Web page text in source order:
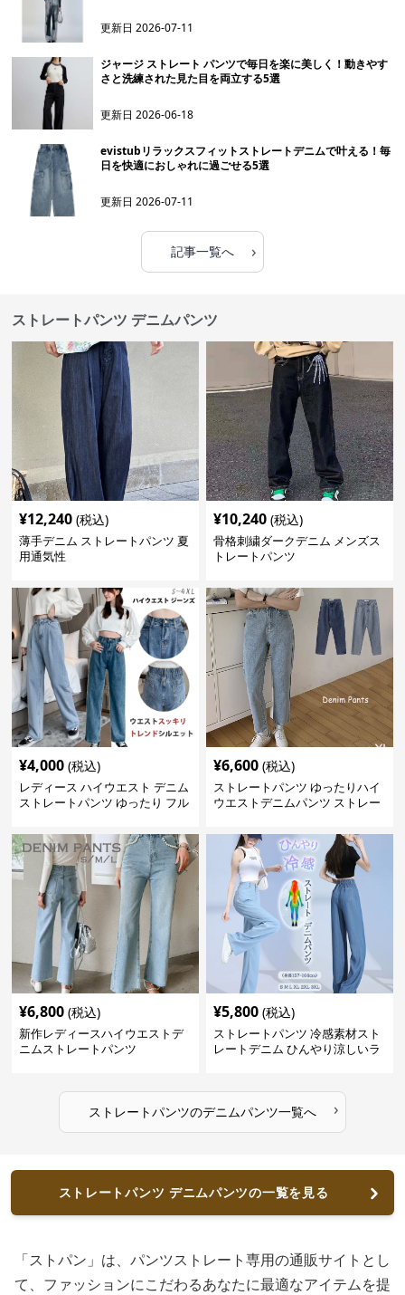
更新日2026-07-11
ジャージ ストレート パンツで毎日を楽に美しく！動きやす
さと洗練された見た目を両立する5選
更新日2026-06-18
evistubリラックスフィットストレートデニムで叶える！毎
日を快適におしゃれに過ごせる5選
更新日2026-07-11
記事一覧へ ›
ストレートパンツ デニムパンツ
¥12,240 (税込)
薄手デニム ストレートパンツ 夏
用通気性
¥10,240 (税込)
骨格刺繍ダークデニム メンズス
トレートパンツ
¥4,000 (税込)
レディース ハイウエスト デニム
ストレートパンツ ゆったり フル
¥6,600 (税込)
ストレートパンツ ゆったりハイ
ウエストデニムパンツ ストレー
¥6,800 (税込)
新作レディースハイウエストデ
ニムストレートパンツ
¥5,800 (税込)
ストレートパンツ 冷感素材スト
レートデニム ひんやり涼しいラ
ストレートパンツのデニムパンツ一覧へ ›
ストレートパンツ デニムパンツの一覧を見る
「ストパン」は、パンツストレート専用の通販サイトとし
て、ファッションにこだわるあなたに最適なアイテムを提